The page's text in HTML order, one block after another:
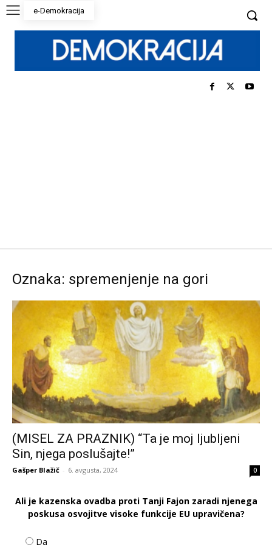
e-Demokracija
Oznaka: spremenjenje na gori
(MISEL ZA PRAZNIK) “Ta je moj ljubljeni
Sin, njega poslušajte!”
Gašper Blažič - 6. avgusta, 2024 0
Ali je kazenska ovadba proti Tanji Fajon zaradi njenega
poskusa osvojitve visoke funkcije EU upravičena?
Da